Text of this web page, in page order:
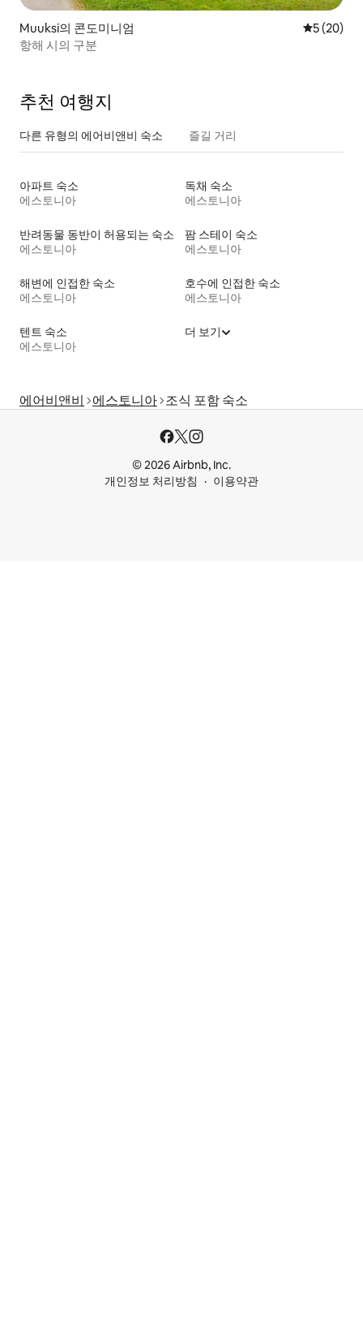
Muuksi의 콘도미니엄 평점 5점(5
5 (20)
항해 시의 구분
추천 여행지
다른 유형의 에어비앤비 숙소 즐길 거리
아파트 숙소
에스토니아
독채 숙소
에스토니아
반려동물 동반이 허용되는 숙소
에스토니아
팜 스테이 숙소
에스토니아
해변에 인접한 숙소
에스토니아
호수에 인접한 숙소
에스토니아
텐트 숙소
에스토니아
더 보기
에어비앤비 에스토니아 조식 포함 숙소
© 2026 Airbnb, Inc.
개인정보 처리방침
이용약관